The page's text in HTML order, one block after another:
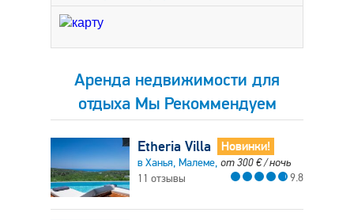
Аренда недвижимости для
отдыха Мы Рекоммендуем
Etheria Villa Новинки!
в Ханья, Малеме, от300€/ ночь
11 отзывы
9.8